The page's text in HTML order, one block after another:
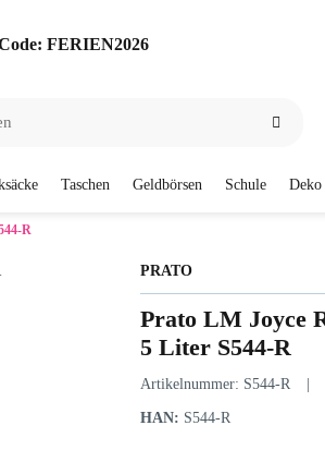
FERIEN2026
Taschen Geldbörsen Schule Deko
R
PRATO
Prato LM Joyce
5 Liter S544-R
Artikelnummer: S544-R
HAN: S544-R